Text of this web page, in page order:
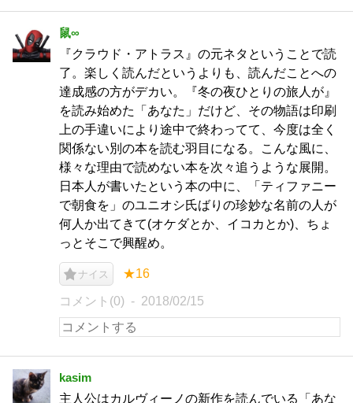
鼠∞
『クラウド・アトラス』の元ネタということで読
了。楽しく読んだというよりも、読んだことへの
達成感の方がデカい。『冬の夜ひとりの旅人が』
を読み始めた「あなた」だけど、その物語は印刷
上の手違いにより途中で終わってて、今度は全く
関係ない別の本を読む羽目になる。こんな風に、
様々な理由で読めない本を次々追うような展開。
日本人が書いたという本の中に、「ティファニー
で朝食を」のユニオシ氏ばりの珍妙な名前の人が
何人か出てきて(オケダとか、イコカとか)、ちょ
っとそこで興醒め。
ナイス ★16
コメント(0) 2018/02/15
kasim
主人公はカルヴィーノの新作を読んでいる「あな